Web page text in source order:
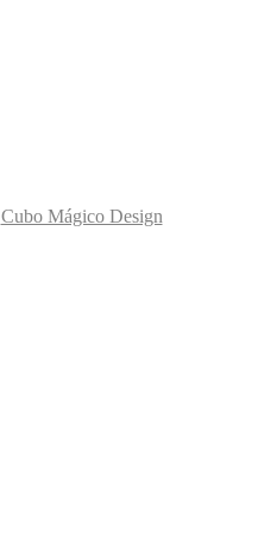
Cubo Mágico Design